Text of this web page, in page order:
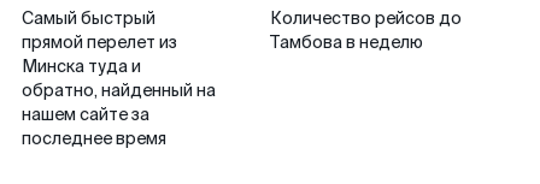
Самый быстрый
прямой перелет из
Минска туда и
обратно, найденный на
нашем сайте за
последнее время
Количество рейсов до
Тамбова в неделю